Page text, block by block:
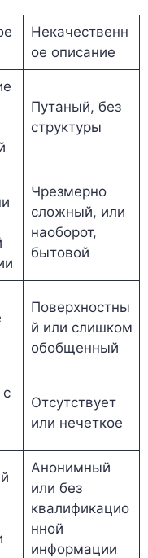
Некачественн
ое описание
Путаный, без
структуры
Чрезмерно
сложный, или
наоборот,
бытовой
Поверхностны
й или слишком
обобщенный
Отсутствует
или нечеткое
Анонимный
или без
квалификацио
нной
информации